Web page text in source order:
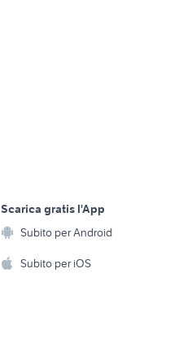
Biciclette
Scarica gratis l'App
Subito per Android
Subito per iOS